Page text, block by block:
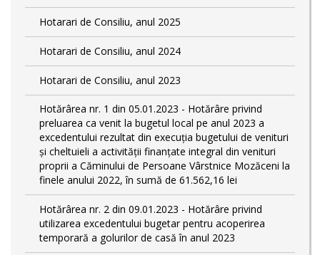
Hotarari de Consiliu, anul 2025
Hotarari de Consiliu, anul 2024
Hotarari de Consiliu, anul 2023
Hotărârea nr. 1 din 05.01.2023 - Hotărâre privind
preluarea ca venit la bugetul local pe anul 2023 a
excedentului rezultat din execuția bugetului de venituri
și cheltuieli a activității finanțate integral din venituri
proprii a Căminului de Persoane Vârstnice Mozăceni la
finele anului 2022, în sumă de 61.562,16 lei
Hotărârea nr. 2 din 09.01.2023 - Hotărâre privind
utilizarea excedentului bugetar pentru acoperirea
temporară a golurilor de casă în anul 2023